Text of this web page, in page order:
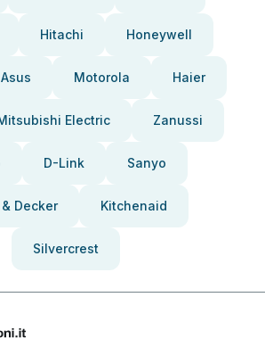
Hitachi Honeywell
Asus Motorola Haier
Electric Zanussi
D-Link Sanyo
Decker Kitchenaid
Silvercrest